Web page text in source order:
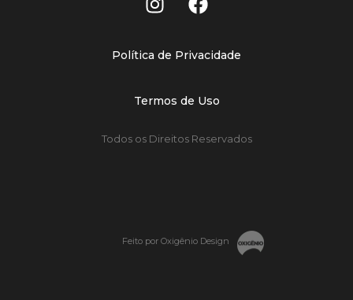
Política de Privacidade
Termos de Uso
Todos os Direitos Reservados
Feito por Oxigênio Design